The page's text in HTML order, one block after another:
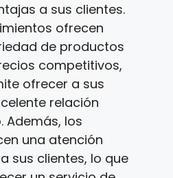
a sus clientes.
ofrecen
de productos
competitivos,
ofrecer a sus
relación
Además, los
una atención
sus clientes, lo que